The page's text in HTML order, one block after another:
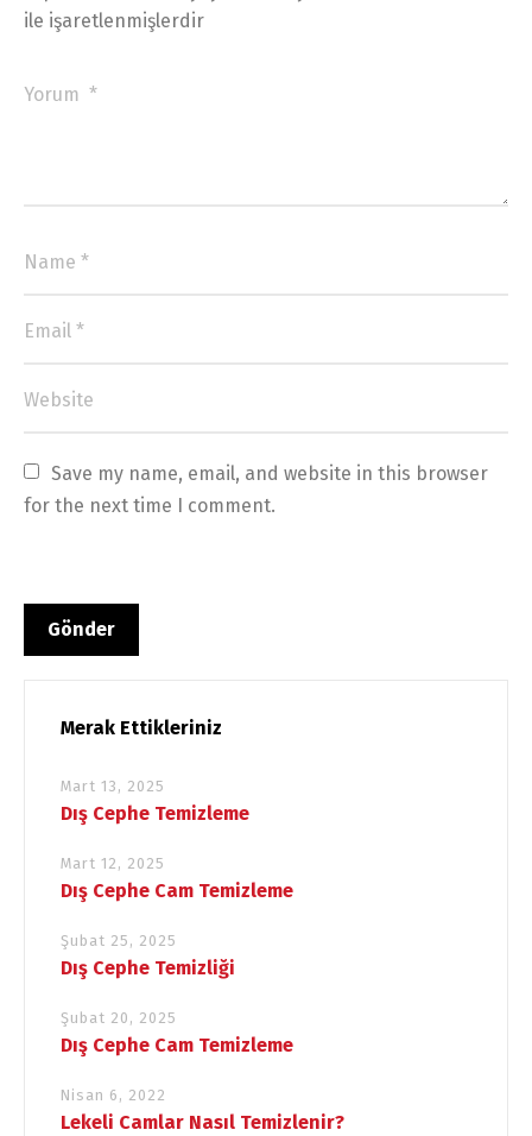
ile işaretlenmişlerdir
Save my name, email, and website in this browser
for the next time I comment.
Merak Ettikleriniz
Mart 13, 2025
Dış Cephe Temizleme
Mart 12, 2025
Dış Cephe Cam Temizleme
Şubat 25, 2025
Dış Cephe Temizliği
Şubat 20, 2025
Dış Cephe Cam Temizleme
Nisan 6, 2022
Lekeli Camlar Nasıl Temizlenir?